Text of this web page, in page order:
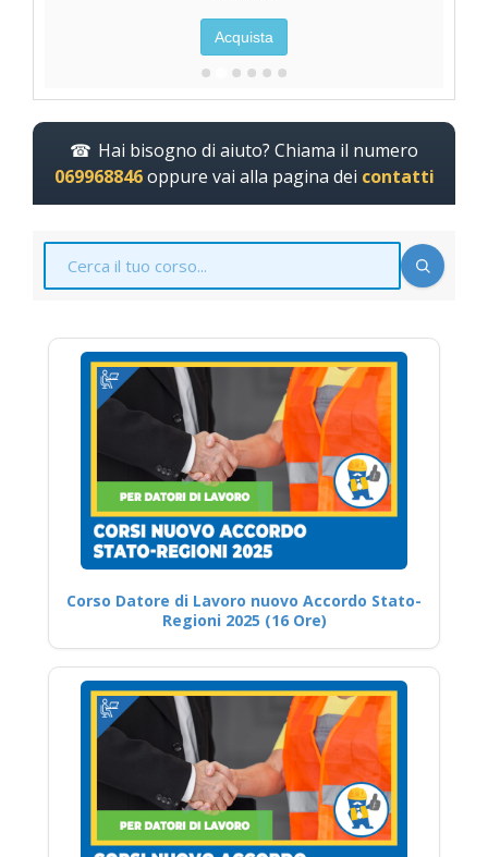
Acquista
Hai bisogno di aiuto? Chiama il numero
069968846oppure vai alla pagina dei contatti
Corso Datore di Lavoro nuovo Accordo Stato-
Regioni 2025 (16 Ore)